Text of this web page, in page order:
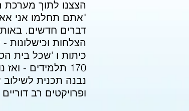
הצצנו לתוך מערכת
"אתם תחלמו אני
דברים חדשים.
הצלחות
כיתות ו 'שכל בית
170 תלמידים - ואז נולדה חיפה וירטואלית.
נבנה תכנית
ופרויקטים רב